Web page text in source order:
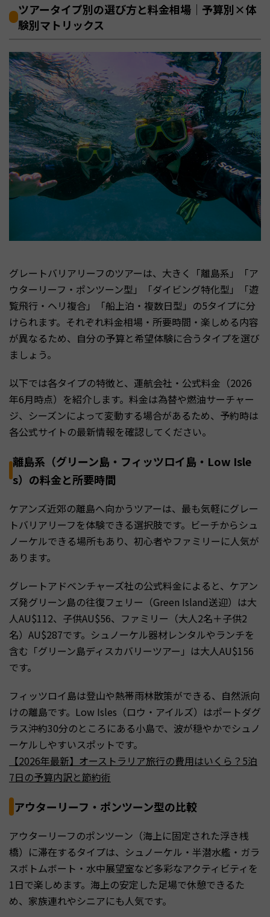
ツアータイプ別の選び方と料金相場｜予算別×体
験別マトリックス
グレートバリアリーフのツアーは、大きく「離島系」「ア
ウターリーフ・ポンツーン型」「ダイビング特化型」「遊
覧飛行・ヘリ複合」「船上泊・複数日型」の5タイプに分
けられます。それぞれ料金相場・所要時間・楽しめる内容
が異なるため、自分の予算と希望体験に合うタイプを選び
ましょう。
以下では各タイプの特徴と、運航会社・公式料金（2026
年6月時点）を紹介します。料金は為替や燃油サーチャー
ジ、シーズンによって変動する場合があるため、予約時は
各公式サイトの最新情報を確認してください。
離島系（グリーン島・フィッツロイ島・Low Isle
s）の料金と所要時間
ケアンズ近郊の離島へ向かうツアーは、最も気軽にグレー
トバリアリーフを体験できる選択肢です。ビーチからシュ
ノーケルできる場所もあり、初心者やファミリーに人気が
あります。
グレートアドベンチャーズ社の公式料金によると、ケアン
ズ発グリーン島の往復フェリー（Green Island送迎）は大
人AU$112、子供AU$56、ファミリー（大人2名＋子供2
名）AU$287です。シュノーケル器材レンタルやランチを
含む「グリーン島ディスカバリーツアー」は大人AU$156
です。
フィッツロイ島は登山や熱帯雨林散策ができる、自然派向
けの離島です。Low Isles（ロウ・アイルズ）はポートダグ
ラス沖約30分のところにある小島で、波が穏やかでシュノ
ーケルしやすいスポットです。
【2026年最新】オーストラリア旅行の費用はいくら？5泊
7日の予算内訳と節約術
アウターリーフ・ポンツーン型の比較
アウターリーフのポンツーン（海上に固定された浮き桟
橋）に滞在するタイプは、シュノーケル・半潜水艦・ガラ
スボトムボート・水中展望室など多彩なアクティビティを
1日で楽しめます。海上の安定した足場で休憩できるた
め、家族連れやシニアにも人気です。